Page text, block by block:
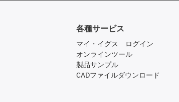
各種サービス
マイ・イグス ログイン
オンラインツール
製品サンプル
CADファイルダウンロード